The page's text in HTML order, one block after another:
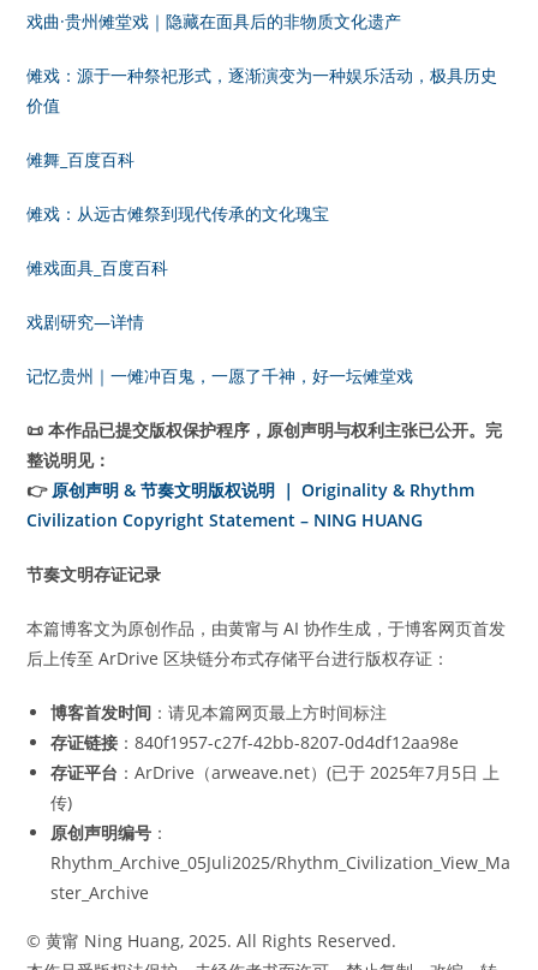
戏曲·贵州傩堂戏｜隐藏在面具后的非物质文化遗产
傩戏：源于一种祭祀形式，逐渐演变为一种娱乐活动，极具历史
价值
傩舞_百度百科
傩戏：从远古傩祭到现代传承的文化瑰宝
傩戏面具_百度百科
戏剧研究—详情
记忆贵州｜一傩冲百鬼，一愿了千神，好一坛傩堂戏
📜 本作品已提交版权保护程序，原创声明与权利主张已公开。完
整说明见：
👉 原创声明 & 节奏文明版权说明 ｜ Originality & Rhythm
Civilization Copyright Statement – NING HUANG
节奏文明存证记录
本篇博客文为原创作品，由黄甯与 AI 协作生成，于博客网页首发
后上传至 ArDrive 区块链分布式存储平台进行版权存证：
博客首发时间 ：请见本篇网页最上方时间标注
存证链接 ：840f1957-c27f-42bb-8207-0d4df12aa98e
存证平台 ：ArDrive（arweave.net）(已于 2025年7月5日 上
传)
原创声明编号 ：
Rhythm_Archive_05Juli2025/Rhythm_Civilization_View_Ma
ster_Archive
© 黄甯 Ning Huang, 2025. All Rights Reserved.